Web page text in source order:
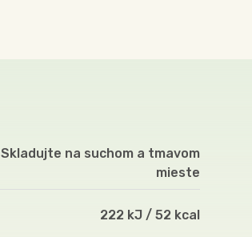
Skladujte na suchom a tmavom
mieste
222 kJ / 52 kcal